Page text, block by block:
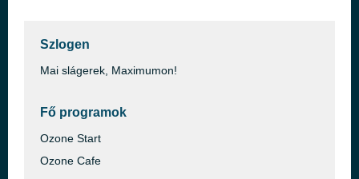
Szlogen
Mai slágerek, Maximumon!
Fő programok
Ozone Start
Ozone Cafe